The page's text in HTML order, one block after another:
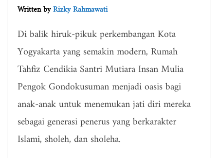
Written byRizky Rahmawati
Di balik hiruk-pikuk perkembangan Kota
Yogyakarta yang semakin modern, Rumah
Tahfiz Cendikia Santri Mutiara Insan Mulia
Pengok Gondokusuman menjadi oasis bagi
anak-anak untuk menemukan jati diri mereka
sebagai generasi penerus yang berkarakter
Islami, sholeh, dan sholeha.